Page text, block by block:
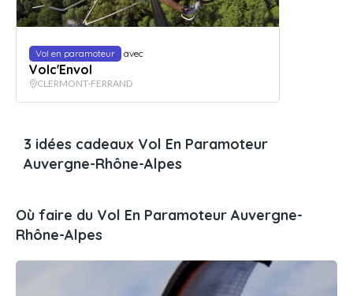
Vol en paramoteur avec
Volc'Envol
CLERMONT-FERRAND
3 idées cadeaux Vol En Paramoteur
Auvergne-Rhône-Alpes
Où faire du Vol En Paramoteur Auvergne-
Rhône-Alpes